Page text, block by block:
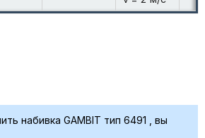
набивка GAMBIT тип 6491 , вы